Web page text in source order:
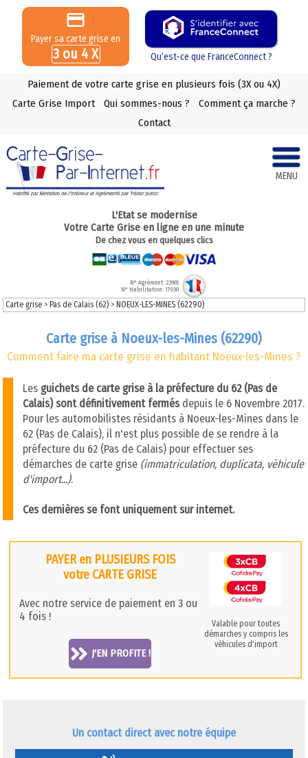
Payer sa carte grise en
3 ou 4 X Qu’est-ce que FranceConnect ?
Paiement de votre carte grise en plusieurs fois (3X ou 4X)
Carte Grise Import
Qui sommes-nous ?
Comment ça marche ?
Contact
MENU
L'Etat se modernise
Votre Carte Grise en ligne en une minute
De chez vous en quelques clics
N° Agrément: 23965
N° Habilitation: 17030
Carte grise > Pas de Calais (62)> NOEUX-LES-MINES (62290)
Carte grise à Noeux-les-Mines (62290)
Comment faire ma carte grise en habitant Noeux-les-Mines ?
Les guichets de carte grise à la préfecture du 62 (Pas de
Calais) sont définitivement fermésdepuis le 6 Novembre 2017.
Pour les automobilistes résidants à Noeux-les-Mines dans le
62 (Pas de Calais), il n'est plus possible de se rendre à la
préfecture du 62 (Pas de Calais) pour effectuer ses
démarches de carte grise (immatriculation, duplicata, véhicule
d'import...).
Ces dernières se font uniquement sur internet.
PAYER en PLUSIEURS FOIS
votre CARTE GRISE
Avec notre service de paiement en 3 ou
4 fois !
J'EN PROFITE !
Valable pour toutes
démarches y compris les
véhicules d'import
Un contact direct avec notre équipe